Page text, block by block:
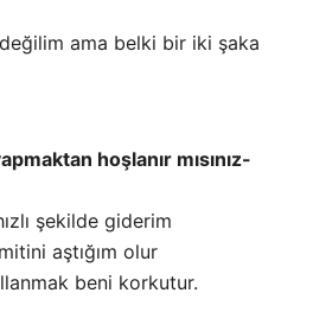
değilim ama belki bir iki şaka
hoşlanır mısınız-
şekilde giderim
aştığım olur
beni korkutur.